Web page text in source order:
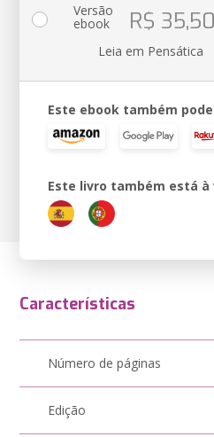
Versão
ebook R$ 35,50
Leia em Pensática
Este ebook também
Este livro também está à
Características
Número de páginas
Edição